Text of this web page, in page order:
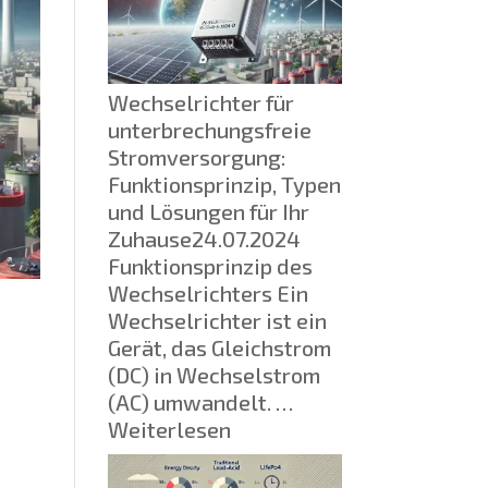
Zuverlässigkeit:
Warum
SSDs
HDDs
ersetzen
Wechselrichter für
unterbrechungsfreie
Stromversorgung:
Funktionsprinzip, Typen
und Lösungen für Ihr
Zuhause24.07.2024
Funktionsprinzip des
Wechselrichters Ein
Wechselrichter ist ein
Gerät, das Gleichstrom
(DC) in Wechselstrom
(AC) umwandelt. …
Weiterlesen:
Wechselrichter
für